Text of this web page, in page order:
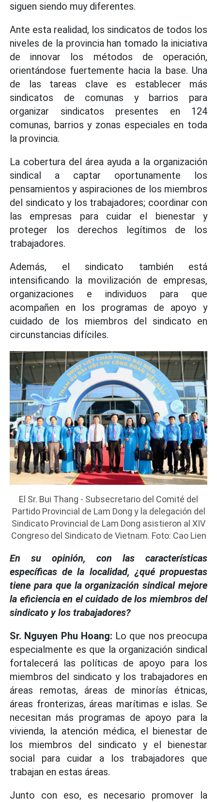
siguen siendo muy diferentes.
Ante esta realidad, los sindicatos de todos los
niveles de la provincia han tomado la iniciativa
de innovar los métodos de operación,
orientándose fuertemente hacia la base. Una
de las tareas clave es establecer más
sindicatos de comunas y barrios para
organizar sindicatos presentes en 124
comunas, barrios y zonas especiales en toda
la provincia.
La cobertura del área ayuda a la organización
sindical a captar oportunamente los
pensamientos y aspiraciones de los miembros
del sindicato y los trabajadores; coordinar con
las empresas para cuidar el bienestar y
proteger los derechos legítimos de los
trabajadores.
Además, el sindicato también está
intensificando la movilización de empresas,
organizaciones e individuos para que
acompañen en los programas de apoyo y
cuidado de los miembros del sindicato en
circunstancias difíciles.
El Sr. Bui Thang - Subsecretario del Comité del
Partido Provincial de Lam Dong y la delegación del
Sindicato Provincial de Lam Dong asistieron al XIV
Congreso del Sindicato de Vietnam. Foto: Cao Lien
En su opinión, con las características
específicas de la localidad, ¿qué propuestas
tiene para que la organización sindical mejore
la eficiencia en el cuidado de los miembros del
sindicato y los trabajadores?
Sr. Nguyen Phu Hoang: Lo que nos preocupa
especialmente es que la organización sindical
fortalecerá las políticas de apoyo para los
miembros del sindicato y los trabajadores en
áreas remotas, áreas de minorías étnicas,
áreas fronterizas, áreas marítimas e islas. Se
necesitan más programas de apoyo para la
vivienda, la atención médica, el bienestar de
los miembros del sindicato y el bienestar
social para cuidar a los trabajadores que
trabajan en estas áreas.
Junto con eso, es necesario promover la